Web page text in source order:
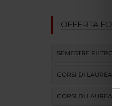
OFFERTA
SEMESTRE FILTRO
CORSI DI LAUREA
CORSI DI LAUREA